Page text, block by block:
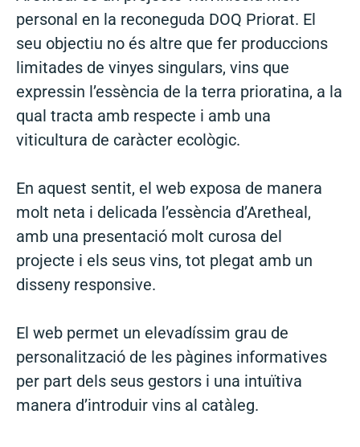
personal en la reconeguda DOQ Priorat. El
seu objectiu no és altre que fer produccions
limitades de vinyes singulars, vins que
expressin l’essència de la terra prioratina, a la
qual tracta amb respecte i amb una
viticultura de caràcter ecològic.
En aquest sentit, el web exposa de manera
molt neta i delicada l’essència d’Aretheal,
amb una presentació molt curosa del
projecte i els seus vins, tot plegat amb un
disseny responsive.
El web permet un elevadíssim grau de
personalització de les pàgines informatives
per part dels seus gestors i una intuïtiva
manera d’introduir vins al catàleg.